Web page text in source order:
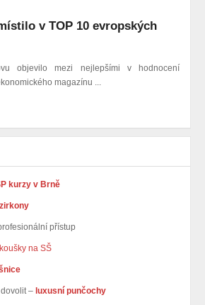
v TOP 10 evropských
objevilo mezi nejlepšími v hodnocení
magazínu ...
kurzy v Brně
přístup
na SŠ
– luxusní punčochy